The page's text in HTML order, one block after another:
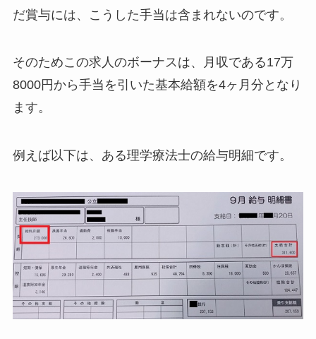
だ賞与には、こうした手当は含まれないのです。
そのためこの求人のボーナスは、月収である17万
8000円から手当を引いた基本給額を4ヶ月分となり
ます。
例えば以下は、ある理学療法士の給与明細です。